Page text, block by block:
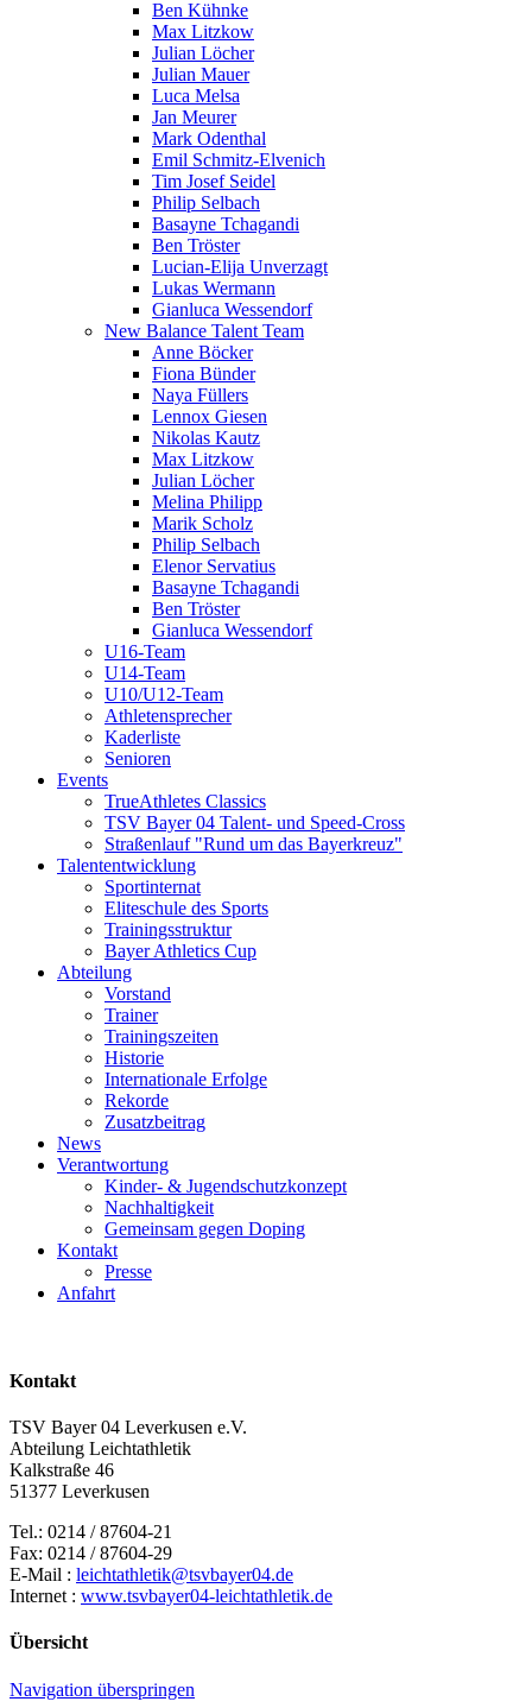
Ben Kühnke
Max Litzkow
Julian Löcher
Julian Mauer
Luca Melsa
Jan Meurer
Mark Odenthal
Emil Schmitz-Elvenich
Tim Josef Seidel
Philip Selbach
Basayne Tchagandi
Ben Tröster
Lucian-Elija Unverzagt
Lukas Wermann
Gianluca Wessendorf
New Balance Talent Team
Anne Böcker
Fiona Bünder
Naya Füllers
Lennox Giesen
Nikolas Kautz
Max Litzkow
Julian Löcher
Melina Philipp
Marik Scholz
Philip Selbach
Elenor Servatius
Basayne Tchagandi
Ben Tröster
Gianluca Wessendorf
U16-Team
U14-Team
U10/U12-Team
Athletensprecher
Kaderliste
Senioren
Events
TrueAthletes Classics
TSV Bayer 04 Talent- und Speed-Cross
Straßenlauf "Rund um das Bayerkreuz"
Talententwicklung
Sportinternat
Eliteschule des Sports
Trainingsstruktur
Bayer Athletics Cup
Abteilung
Vorstand
Trainer
Trainingszeiten
Historie
Internationale Erfolge
Rekorde
Zusatzbeitrag
News
Verantwortung
Kinder- & Jugendschutzkonzept
Nachhaltigkeit
Gemeinsam gegen Doping
Kontakt
Presse
Anfahrt
Kontakt
TSV Bayer 04 Leverkusen e.V.
Abteilung Leichtathletik
Kalkstraße 46
51377 Leverkusen
Tel.: 0214 / 87604-21
Fax: 0214 / 87604-29
E-Mail : leichtathletik@tsvbayer04.de
Internet : www.tsvbayer04-leichtathletik.de
Übersicht
Navigation überspringen